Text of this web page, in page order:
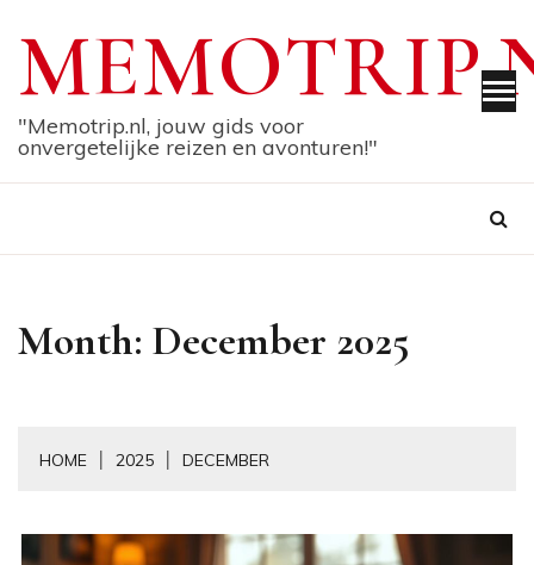
content
"Memotrip.nl, jouw gids voor
onvergetelijke reizen en avonturen!"
Month: December 2025
HOME 2025 DECEMBER